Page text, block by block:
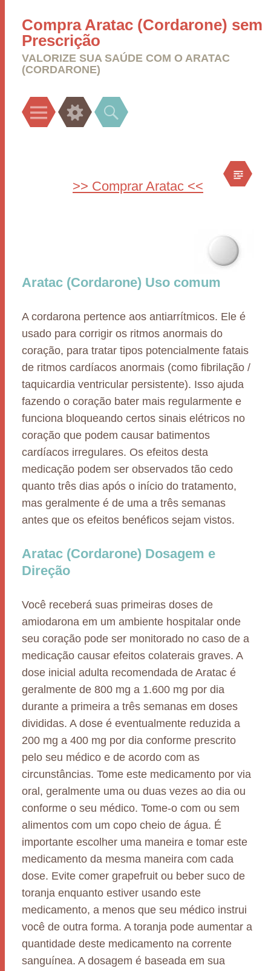
Compra Aratac (Cordarone) sem
Prescrição
VALORIZE SUA SAÚDE COM O ARATAC
(CORDARONE)
Menu Widgets Search
>> Comprar Aratac <<
Aratac (Cordarone) Uso comum
A cordarona pertence aos antiarrítmicos. Ele é
usado para corrigir os ritmos anormais do
coração, para tratar tipos potencialmente fatais
de ritmos cardíacos anormais (como fibrilação /
taquicardia ventricular persistente). Isso ajuda
fazendo o coração bater mais regularmente e
funciona bloqueando certos sinais elétricos no
coração que podem causar batimentos
cardíacos irregulares. Os efeitos desta
medicação podem ser observados tão cedo
quanto três dias após o início do tratamento,
mas geralmente é de uma a três semanas
antes que os efeitos benéficos sejam vistos.
Aratac (Cordarone) Dosagem e
Direção
Você receberá suas primeiras doses de
amiodarona em um ambiente hospitalar onde
seu coração pode ser monitorado no caso de a
medicação causar efeitos colaterais graves. A
dose inicial adulta recomendada de Aratac é
geralmente de 800 mg a 1.600 mg por dia
durante a primeira a três semanas em doses
divididas. A dose é eventualmente reduzida a
200 mg a 400 mg por dia conforme prescrito
pelo seu médico e de acordo com as
circunstâncias. Tome este medicamento por via
oral, geralmente uma ou duas vezes ao dia ou
conforme o seu médico. Tome-o com ou sem
alimentos com um copo cheio de água. É
importante escolher uma maneira e tomar este
medicamento da mesma maneira com cada
dose. Evite comer grapefruit ou beber suco de
toranja enquanto estiver usando este
medicamento, a menos que seu médico instrui
você de outra forma. A toranja pode aumentar a
quantidade deste medicamento na corrente
sanguínea. A dosagem é baseada em sua